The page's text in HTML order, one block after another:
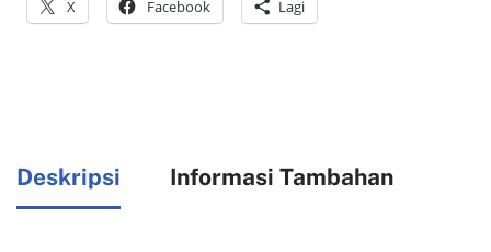
X Facebook Lagi
Deskripsi Informasi Tambahan